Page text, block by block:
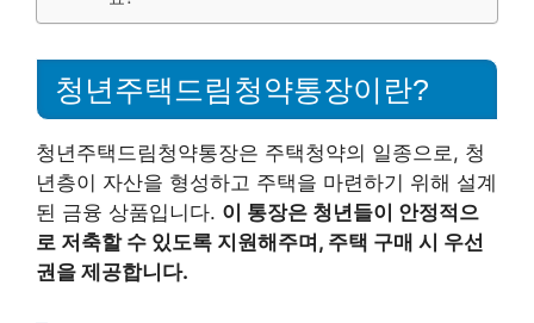
청년주택드림청약통장이란?
청년주택드림청약통장은 주택청약의 일종으로, 청
년층이 자산을 형성하고 주택을 마련하기 위해 설계
된 금융 상품입니다. 이 통장은 청년들이 안정적으
로 저축할 수 있도록 지원해주며, 주택 구매 시 우선
권을 제공합니다.